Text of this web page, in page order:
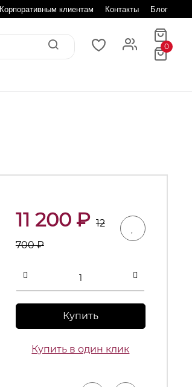
Корпоративным клиентам Контакты Блог
0
11 200₽ 12
700₽
Купить
Купить в один клик